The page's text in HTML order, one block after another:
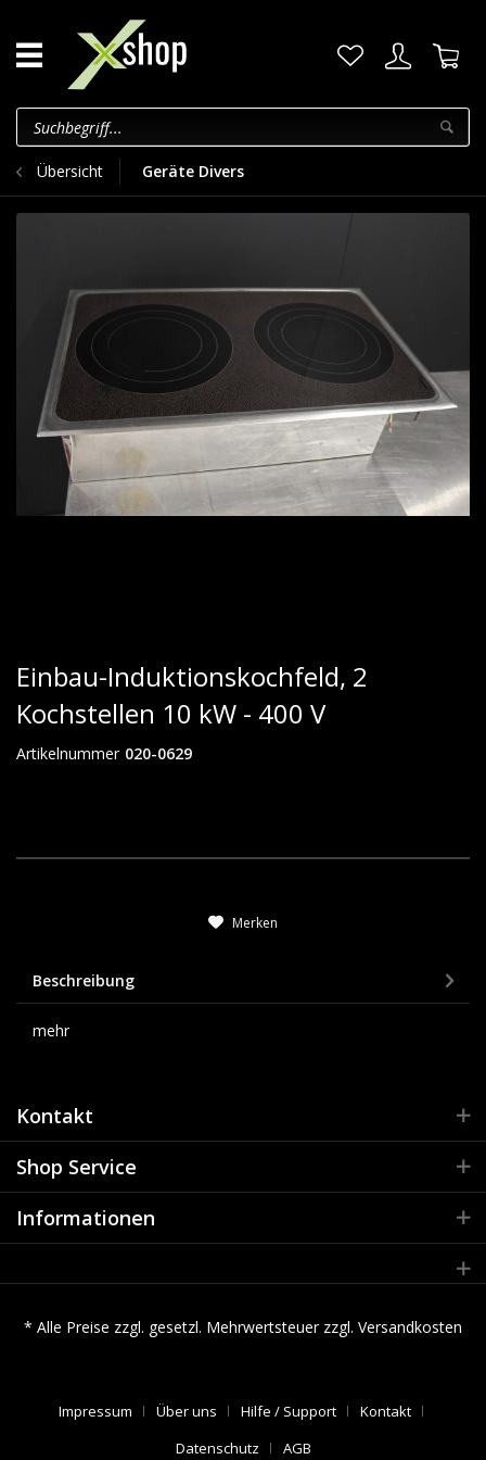
Übersicht Geräte Divers
Einbau-Induktionskochfeld, 2
Kochstellen 10 kW - 400 V
Artikelnummer 020-0629
Merken
Beschreibung
mehr
Kontakt
Shop Service
Informationen
* Alle Preise zzgl. gesetzl. Mehrwertsteuer zzgl. Versandkosten
Impressum Über uns Hilfe / Support
Kontakt
Datenschutz
AGB